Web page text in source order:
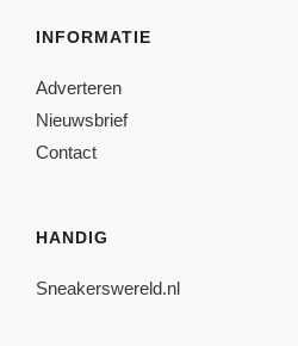
INFORMATIE
Adverteren
Nieuwsbrief
Contact
HANDIG
Sneakerswereld.nl